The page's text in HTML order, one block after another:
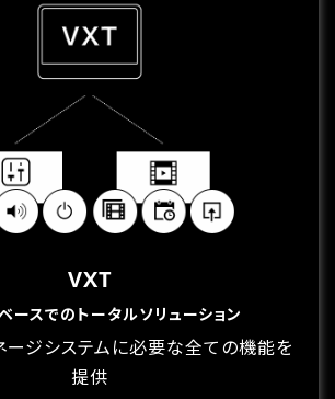
VXT
ースでのトータルソリューション
ージシステムに必要な全ての機能を
提供